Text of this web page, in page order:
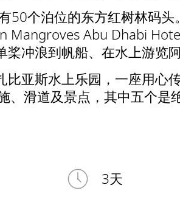
50个泊位的东方红树林码
Mangroves Abu Dhabi
桨冲浪到帆船、在水上游览
比亚斯水上乐园，一座用心
、滑道及景点，其中五个
3天